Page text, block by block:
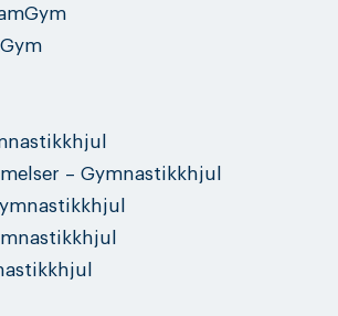
– Gymnastikkhjul